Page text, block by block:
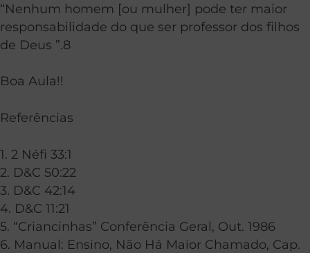
“Nenhum homem [ou mulher] pode ter maior
responsabilidade do que ser professor dos filhos
de Deus ”.8
Boa Aula!!
Referências
1. 2 Néfi 33:1
2. D&C 50:22
3. D&C 42:14
4. D&C 11:21
5. “Criancinhas” Conferência Geral, Out. 1986
6. Manual: Ensino, Não Há Maior Chamado, Cap.